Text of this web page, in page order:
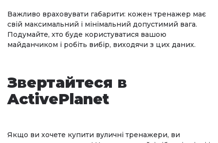
Важливо враховувати габарити: кожен тренажер має
свій максимальний і мінімальний допустимий вага.
Подумайте, хто буде користуватися вашою
майданчиком і робіть вибір, виходячи з цих даних.
Звертайтеся в
ActivePlanet
Якщо ви хочете купити вуличні тренажери, ви